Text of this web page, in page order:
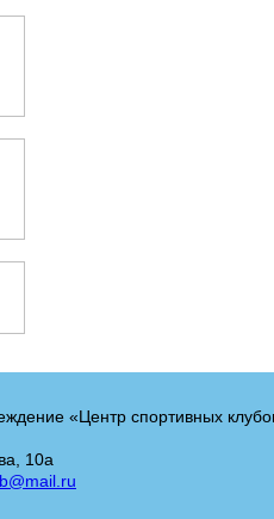
«Центр спортивных
10а